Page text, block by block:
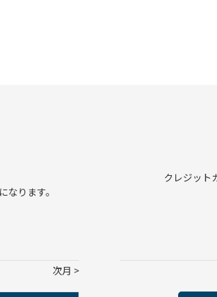
ります。
クレジット
次月